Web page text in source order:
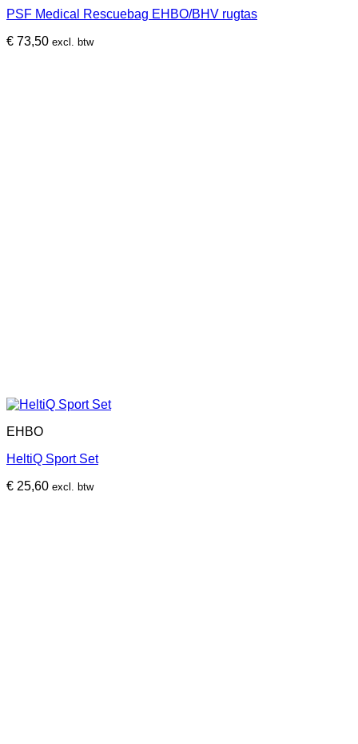
PSF Medical Rescuebag EHBO/BHV rugtas
€ 73,50 excl. btw
EHBO
HeltiQ Sport Set
€ 25,60 excl. btw